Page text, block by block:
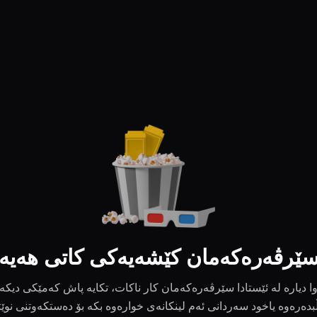
کێشەیەکی کاتی
وا دیارە لە ئێستادا سێرڤەرەکەمان کار ناکات، تکایە پاش کەمێکی دیکە
یاخود سەردانی ئەم لینکانەی خوارەوە بکە بۆ دەستکەوتنی